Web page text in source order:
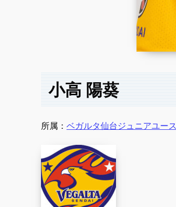
小高 陽葵
所属： ベガルタ仙台ジュニアユース